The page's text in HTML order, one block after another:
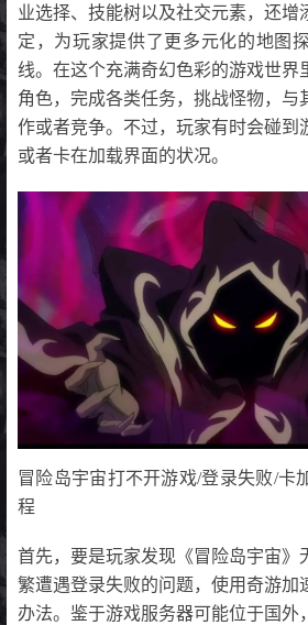
业选择、技能树以及社交元素，还增
定，为玩家提供了更多元化的地图
线。在这个充满奇幻色彩的游戏世界
角色，完成各类任务，挑战怪物，与
作或者竞争。不过，玩家有时会碰到
或者卡在加载界面的状况。
冒险岛宇宙打不开游戏/登录失败/卡
程
首先，要是玩家发现《冒险岛宇宙》
繁遭遇登录失败的问题，使用奇游加
办法。鉴于游戏服务器可能位于国外